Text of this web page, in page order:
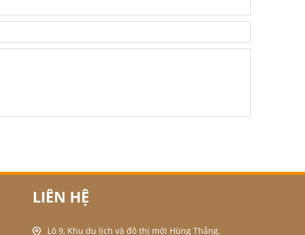
LIÊN HỆ
Lô 9, Khu du lịch và đô thị mới Hùng Thắng,